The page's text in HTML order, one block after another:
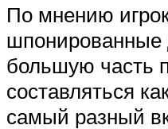
По мнению
шпонированные
большую часть
составляться
самый разный